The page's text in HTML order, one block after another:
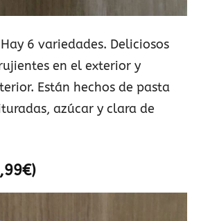
Hay 6 variedades. Deliciosos
en el exterior y
Están hechos de pasta
azúcar y clara de